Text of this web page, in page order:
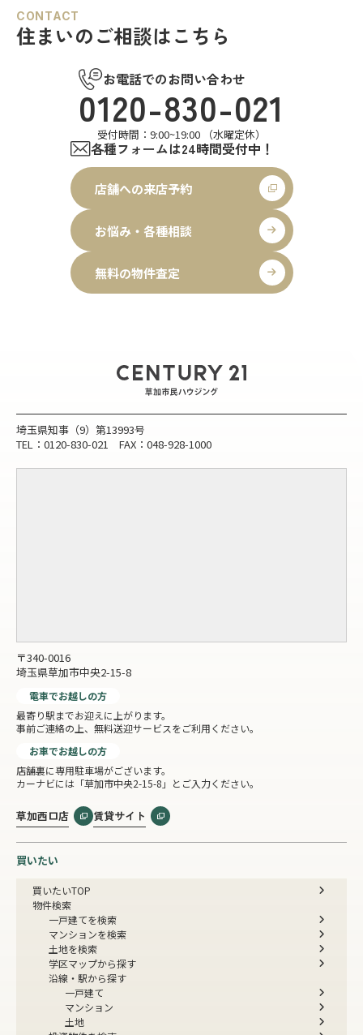
CONTACT
住まいのご相談はこちら
お電話でのお問い合わせ
0120-830-021
受付時間：9:00~19:00 （水曜定休）
各種フォームは24時間受付中！
店舗への来店予約
お悩み・各種相談
無料の物件査定
埼玉県知事（9）第13993号
TEL：0120-830-021 FAX：048-928-1000
〒340-0016
埼玉県草加市中央2-15-8
電車でお越しの方
最寄り駅までお迎えに上がります。
事前ご連絡の上、無料送迎サービスをご利用ください。
お車でお越しの方
店舗裏に専用駐車場がございます。
カーナビには「草加市中央2-15-8」とご入力ください。
草加西口店 賃貸サイト
買いたい
買いたいTOP
物件検索
一戸建てを検索
マンションを検索
土地を検索
学区マップから探す
沿線・駅から探す
一戸建て
マンション
土地